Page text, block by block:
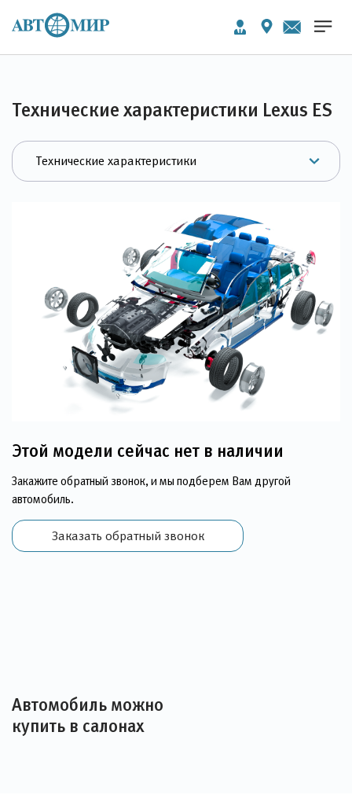
Технические характеристики Lexus ES
Этой модели сейчас нет в наличии
Закажите обратный звонок, и мы подберем Вам другой
автомобиль.
Заказать обратный звонок
Автомобиль можно
купить в салонах